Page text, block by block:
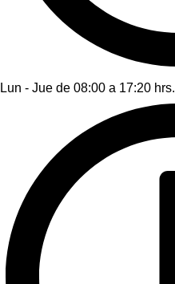
Lun - Jue de 08:00 a 17:20 hrs.